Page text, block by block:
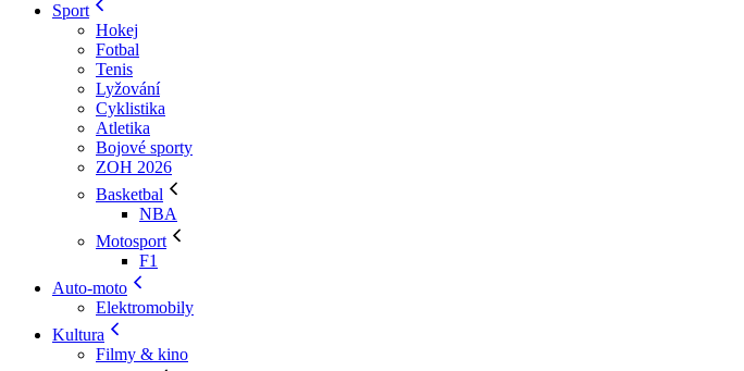
Sport
Hokej
Fotbal
Tenis
Lyžování
Cyklistika
Atletika
Bojové sporty
ZOH 2026
Basketbal
NBA
Motosport
F1
Auto-moto
Elektromobily
Kultura
Filmy & kino